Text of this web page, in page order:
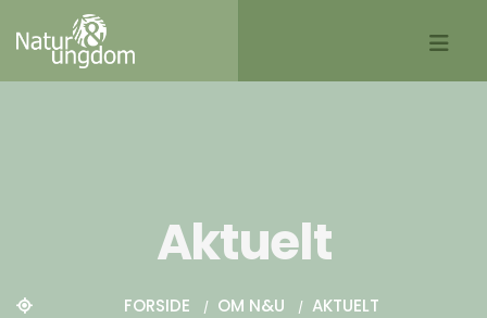
Aktuelt
FORSIDE OM N&U
AKTUELT